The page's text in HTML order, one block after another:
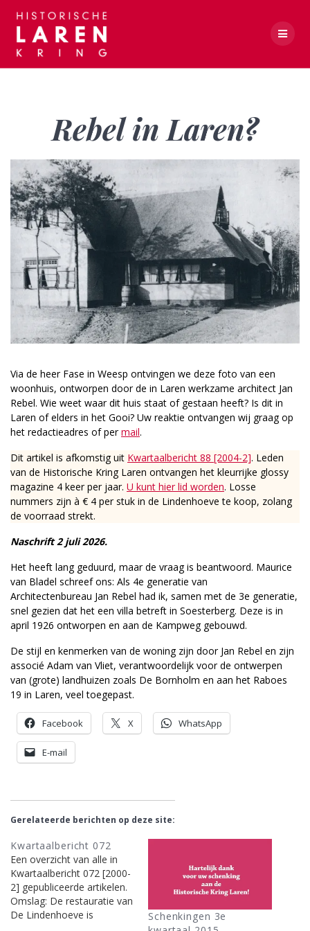
Rebel in Laren?
Via de heer Fase in Weesp ontvingen we deze foto van een
woonhuis, ontworpen door de in Laren werkzame architect Jan
Rebel. Wie weet waar dit huis staat of gestaan heeft? Is dit in
Laren of elders in het Gooi? Uw reaktie ontvangen wij graag op
het redactieadres of permail.
Dit artikel is afkomstig uit Kwartaalbericht 88 [2004-2]. Leden
van de Historische Kring Laren ontvangen het kleurrijke glossy
magazine 4 keer per jaar. U kunt hier lid worden. Losse
nummers zijn à € 4 per stuk in de Lindenhoeve te koop, zolang
de voorraad strekt.
Naschrift 2 juli 2026.
Het heeft lang geduurd, maar de vraag is beantwoord. Maurice
van Bladel schreef ons: Als 4e generatie van
Architectenbureau Jan Rebel had ik, samen met de 3e generatie,
snel gezien dat het een villa betreft in Soesterberg. Deze is in
april 1926 ontworpen en aan de Kampweg gebouwd.
De stijl en kenmerken van de woning zijn door Jan Rebel en zijn
associé Adam van Vliet, verantwoordelijk voor de ontwerpen
van (grote) landhuizen zoals De Bornholm en aan het Raboes
19 in Laren, veel toegepast.
Facebook X WhatsApp
E-mail
Gerelateerde berichten op deze site:
Kwartaalbericht 072
Een overzicht van alle in
Kwartaalbericht 072 [2000-
2] gepubliceerde artikelen.
Omslag: De restauratie van
De Lindenhoeve is
Schenkingen 3e